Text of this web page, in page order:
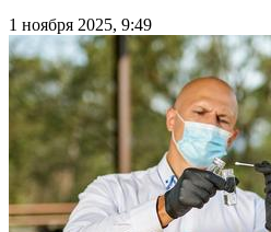
1 ноября 2025, 9:49